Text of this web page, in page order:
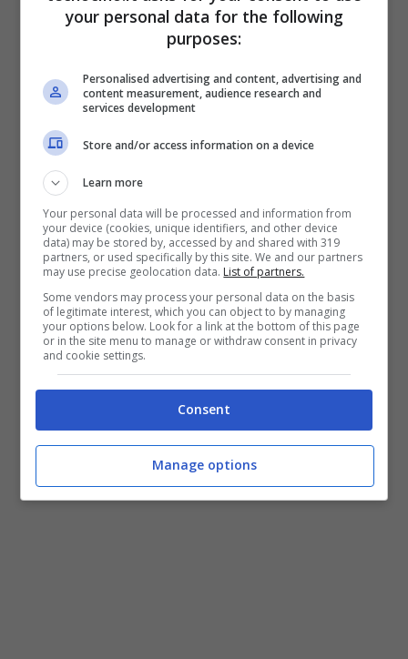
Infine piccolacuriosità, ecco il primo oggetto
your personal data for the following
purposes:
Personalised advertising and content, advertising and
content measurement, audience research and
services development
Store and/or access information on a device
Learn more
Your personal data will be processed and information from
your device (cookies, unique identifiers, and other device
data) may be stored by, accessed by and shared with 319
partners, or used specifically by this site. We and our partners
may use precise geolocation data. List of partners.
Some vendors may process your personal data on the basis
of legitimate interest, which you can object to by managing
your options below. Look for a link at the bottom of this page
or in the site menu to manage or withdraw consent in privacy
and cookie settings.
Consent
Manage options